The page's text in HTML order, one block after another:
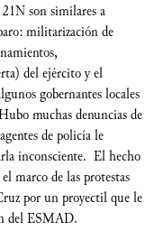
son similares a
militarización de
del ejército y el
gobernantes locales
muchas denuncias de
de policía le
inconsciente. El hecho
marco de las protestas
por un proyectil que le
del ESMAD.